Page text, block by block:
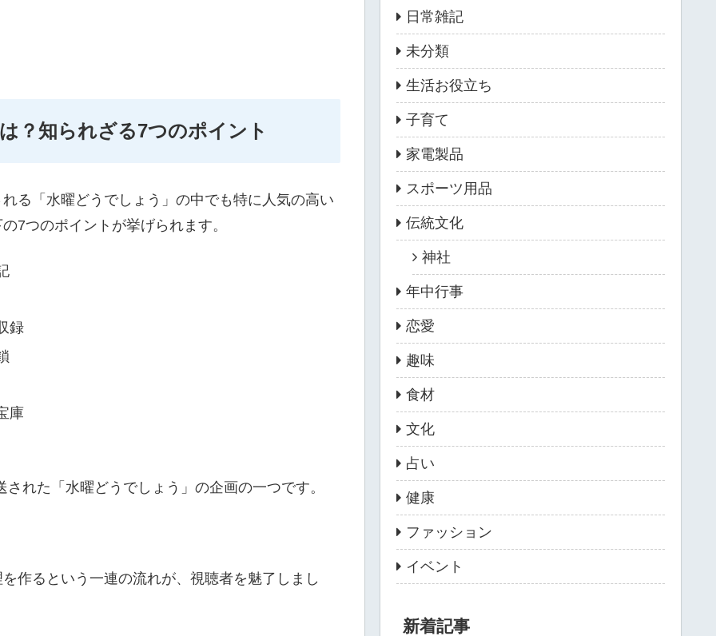
？知られざる7つのポイント
る「水曜どうでしょう」の中でも特に人気の高い
7つのポイントが挙げられます。
録
庫
れた「水曜どうでしょう」の企画の一つです。
作るという一連の流れが、視聴者を魅了しまし
日常雑記
未分類
生活お役立ち
子育て
家電製品
スポーツ用品
伝統文化
神社
年中行事
恋愛
趣味
食材
文化
占い
健康
ファッション
イベント
新着記事